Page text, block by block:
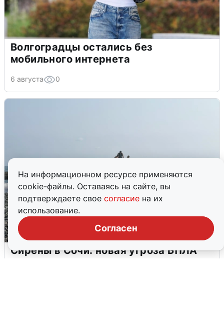
На информационном ресурсе применяются
cookie-файлы. Оставаясь на сайте, вы
подтверждаете свое согласие на их
использование.
Согласен
Волгоградцы остались без
мобильного интернета
6 августа 0
Сирены в Сочи: новая угроза БПЛА